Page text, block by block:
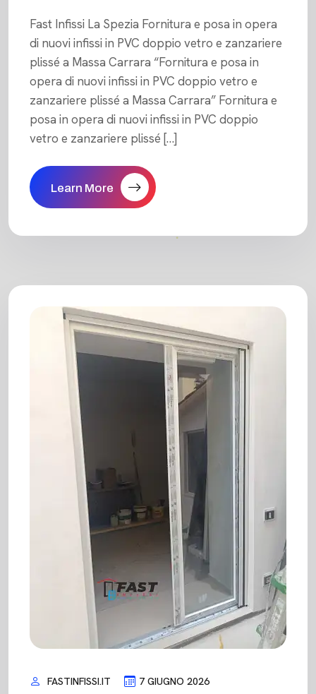
Fast Infissi La Spezia Fornitura e posa in opera
di nuovi infissi in PVC doppio vetro e zanzariere
plissé a Massa Carrara “Fornitura e posa in
opera di nuovi infissi in PVC doppio vetro e
zanzariere plissé a Massa Carrara” Fornitura e
posa in opera di nuovi infissi in PVC doppio
vetro e zanzariere plissé […]
Learn More
FASTINFISSI.IT 7 GIUGNO 2026